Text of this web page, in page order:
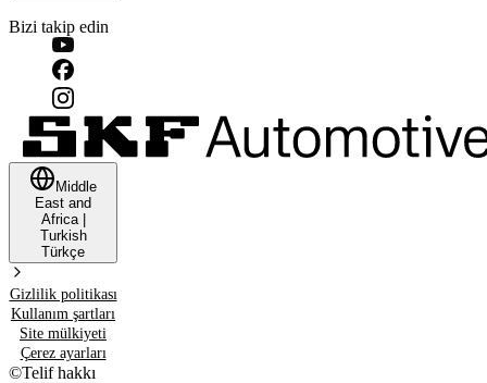
Bizi takip edin
Middle
East and
Africa|
Turkish
Türkçe
Gizlilik politikası
Kullanım şartları
Site mülkiyeti
Çerez ayarları
©Telif hakkı